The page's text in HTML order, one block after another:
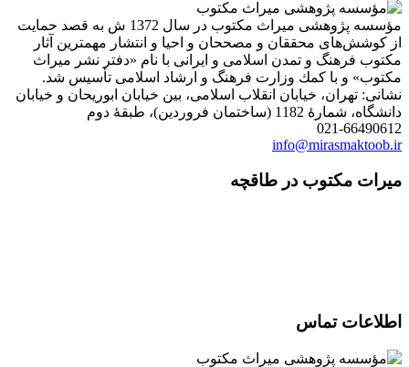
مؤسسه پژوهشی میراث مكتوب در سال 1372 ش به قصد حمایت
از كوشش‌های محققان و مصححان و احیا و انتشار مهمترین آثار
مكتوب فرهنگ و تمدن اسلامی و ایرانی با نام «دفتر نشر میراث
مكتوب» و با كمك وزارت فرهنگ و ارشاد اسلامی تأسیس شد.
نشانی: تهران، خیابان انقلاب اسلامی، بین خیابان ابوریحان و خیابان
دانشگاه، شمارۀ 1182 (ساختمان فروردین)، طبقۀ دوم
021-66490612
info@mirasmaktoob.ir
میرات مکتوب در طاقچه
اطلاعات تماس